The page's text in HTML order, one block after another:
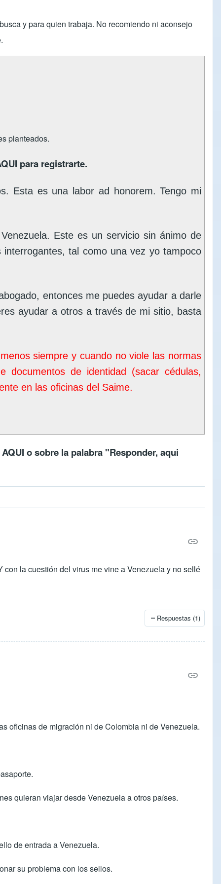
y para quien trabaja. No recomiendo ni aconsejo
planteados.
para registrarte.
Esta es una labor ad honorem. Tengo mi
Este es un servicio sin ánimo de
tal como una vez yo tampoco
entonces me puedes ayudar a darle
ayudar a otros a través de mi sitio, basta
siempre y cuando no viole las normas
de identidad (sacar cédulas,
en las oficinas del Saime.
AQUI o sobre la palabra "Responder, aqui
la cuestión del virus me vine a Venezuela y no sellé
Respuestas (1)
oficinas de migración ni de Colombia ni de Venezuela.
quieran viajar desde Venezuela a otros países.
de entrada a Venezuela.
su problema con los sellos.